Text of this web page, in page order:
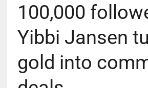
100,000
Yibbi Jansen
gold into